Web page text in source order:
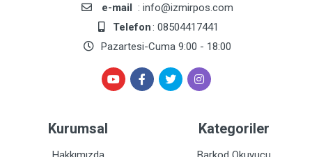
e-mail : info@izmirpos.com
Telefon: 08504417441
Pazartesi-Cuma 9:00 - 18:00
Kurumsal Kategoriler